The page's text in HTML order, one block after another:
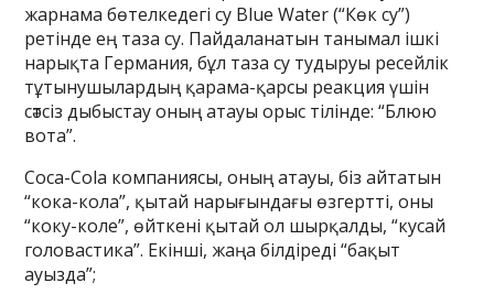
жарнама бөтелкедегі су Blue Water (“Көк су”)
ретінде ең таза су. Пайдаланатын танымал ішкі
нарықта Германия, бұл таза су тудыруы ресейлік
тұтынушылардың қарама-қарсы реакция үшін
сәтсіз дыбыстау оның атауы орыс тілінде: “Блюю
вота”.
Coca-Cola компаниясы, оның атауы, біз айтатын
“кока-кола”, қытай нарығындағы өзгертті, оны
“коку-коле”, өйткені қытай ол шырқалды, “кусай
головастика”. Екінші, жаңа білдіреді “бақыт
ауызда”;